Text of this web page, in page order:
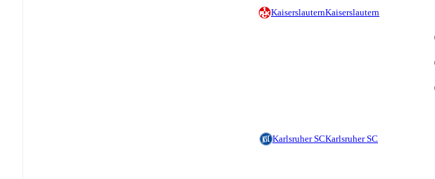
KaiserslauternKaiserslautern
Karlsruher SCKarlsruher SC